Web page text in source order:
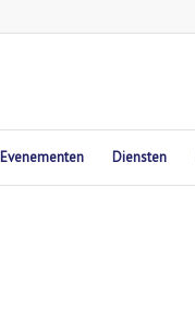
Evenementen Diensten